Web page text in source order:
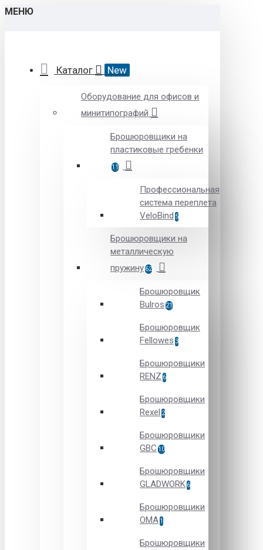
МЕНЮ
Каталог New
Оборудование для офисов и
минитипографий
Брошюровщики на
пластиковые гребенки
11
Профессиональная
система переплета
VeloBind 5
Брошюровщики на
металлическую
пружину62
Брошюровщик
Bulros 21
Брошюровщик
Fellowes 3
Брошюровщики
RENZ 6
Брошюровщики
Rexel 2
Брошюровщики
GBC 10
Брошюровщики
GLADWORK 6
Брошюровщики
OMA 1
Брошюровщики